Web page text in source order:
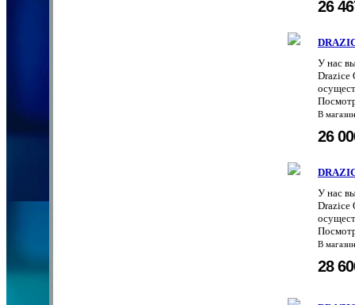
26
У нас
Drazice
В
26
У нас
Drazice
В
28